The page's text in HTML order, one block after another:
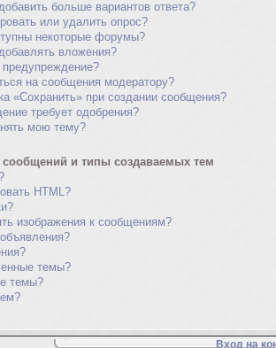
больше вариантов ответа?
или удалить опрос?
некоторые форумы?
вложения?
предупреждение?
на сообщения модератору?
«Сохранить» при создании сообщения?
требует одобрения?
мою тему?
и типы создаваемых тем
HTML?
изображения к сообщениям?
темы?
темы?
Вход на